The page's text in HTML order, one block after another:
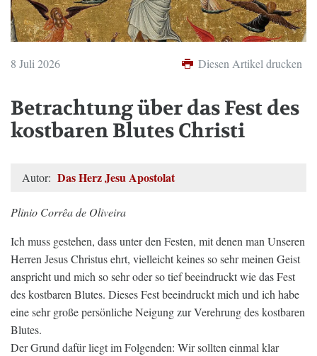
8 Juli 2026 Diesen Artikel drucken
Betrachtung über das Fest des
kostbaren Blutes Christi
Autor: Das Herz Jesu Apostolat
Plinio Corrêa de Oliveira
Ich muss gestehen, dass unter den Festen, mit denen man Unseren
Herren Jesus Christus ehrt, vielleicht keines so sehr meinen Geist
anspricht und mich so sehr oder so tief beeindruckt wie das Fest
des kostbaren Blutes. Dieses Fest beeindruckt mich und ich habe
eine sehr große persönliche Neigung zur Verehrung des kostbaren
Blutes.
Der Grund dafür liegt im Folgenden: Wir sollten einmal klar